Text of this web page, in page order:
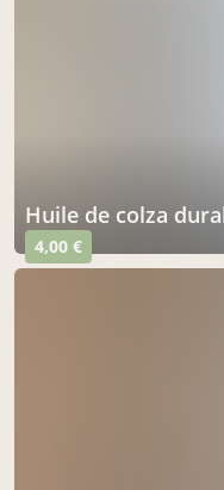
Huile de colza
4,00 €